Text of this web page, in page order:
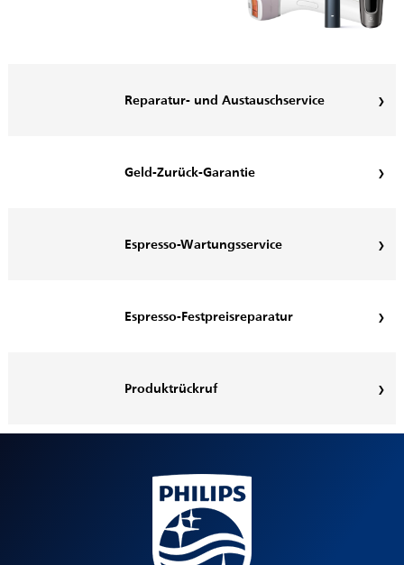
Reparatur- und Austauschservice
Geld-Zurück-Garantie
Espresso-Wartungsservice
Espresso-Festpreisreparatur
Produktrückruf